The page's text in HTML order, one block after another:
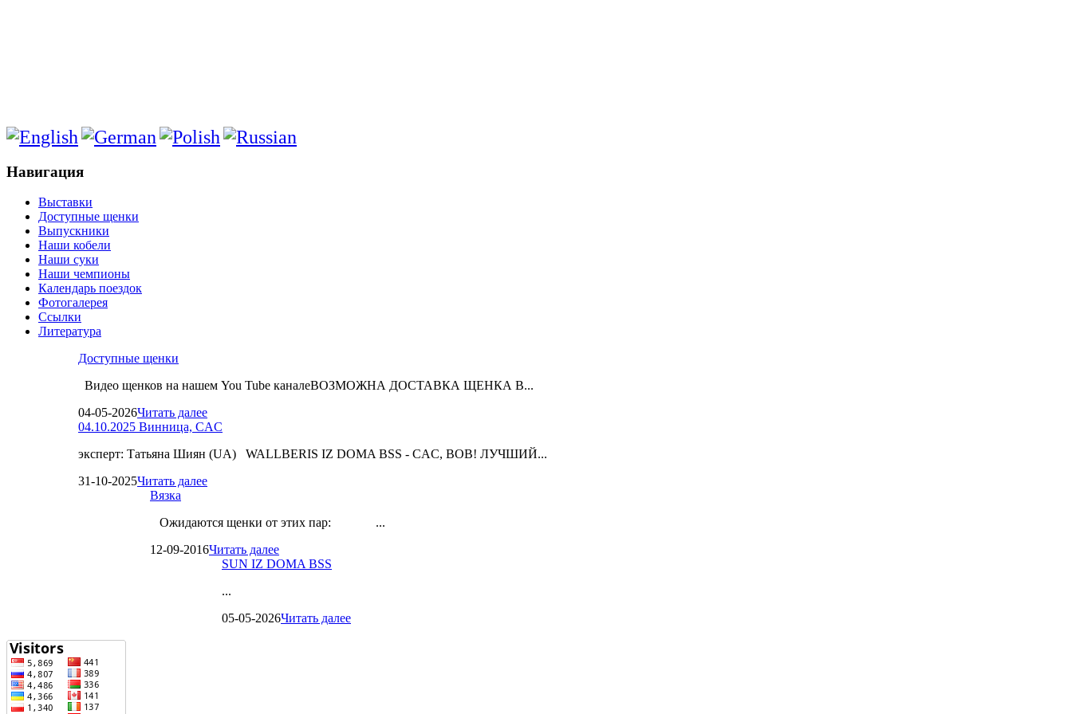
Навигация
Выставки
Доступные щенки
Выпускники
Наши кобели
Наши суки
Наши чемпионы
Календарь поездок
Фотогалерея
Ссылки
Литература
Доступные щенки
Видео щенков на нашем You Tube каналеВОЗМОЖНА ДОСТАВКА ЩЕНКА В...
04-05-2026Читать далее
04.10.2025 Винница, CAC
эксперт: Татьяна Шиян (UA) WALLBERIS IZ DOMA BSS - CAC, BOB! ЛУЧШИЙ...
31-10-2025Читать далее
Вязка
Ожидаются щенки от этих пар: ...
12-09-2016Читать далее
SUN IZ DOMA BSS
...
05-05-2026Читать далее